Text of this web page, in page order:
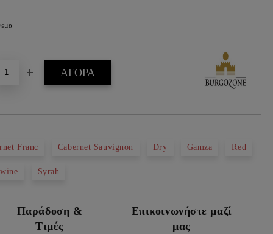
Franc Cabernet Sauvignon Dry Gamza Red
Syrah
Παράδοση &
Τιμές
Επικοινωνήστε μαζί
μας